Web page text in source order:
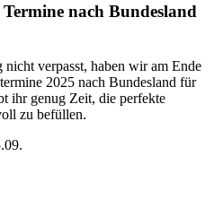
nach Bundesland
verpasst, haben wir am Ende
2025 nach Bundesland für
ihr genug Zeit, die perfekte
zu befüllen.